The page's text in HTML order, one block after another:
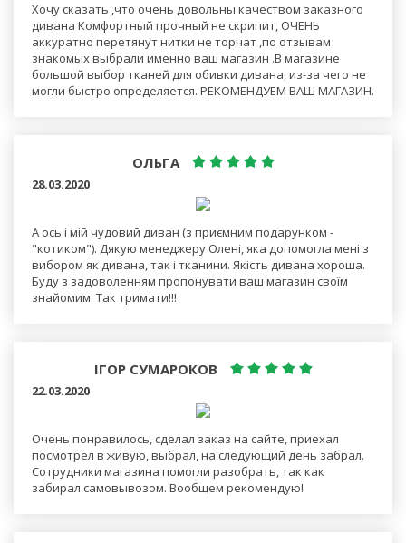
Хочу сказать ,что очень довольны качеством заказного
дивана Комфортный прочный не скрипит, ОЧЕНЬ
аккуратно перетянут нитки не торчат ,по отзывам
знакомых выбрали именно ваш магазин .В магазине
большой выбор тканей для обивки дивана, из-за чего не
могли быстро определяется. РЕКОМЕНДУЕМ ВАШ МАГАЗИН.
ОЛЬГА
28.03.2020
А ось і мій чудовий диван (з приємним подарунком -
"котиком"). Дякую менеджеру Олені, яка допомогла мені з
вибором як дивана, так і тканини. Якість дивана хороша.
Буду з задоволенням пропонувати ваш магазин своїм
знайомим. Так тримати!!!
ІГОР СУМАРОКОВ
22.03.2020
Очень понравилось, сделал заказ на сайте, приехал
посмотрел в живую, выбрал, на следующий день забрал.
Сотрудники магазина помогли разобрать, так как
забирал самовывозом. Вообщем рекомендую!